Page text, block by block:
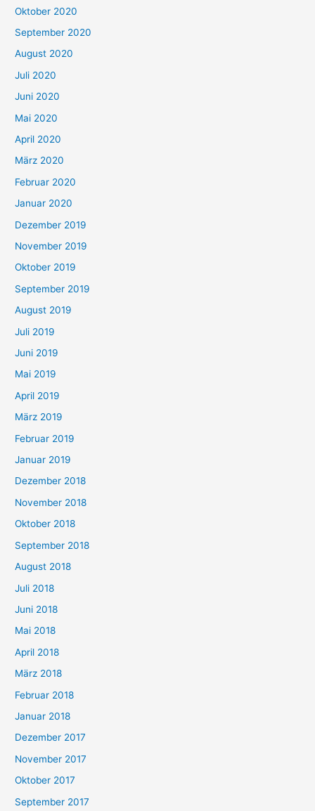
Oktober 2020
September 2020
August 2020
Juli 2020
Juni 2020
Mai 2020
April 2020
März 2020
Februar 2020
Januar 2020
Dezember 2019
November 2019
Oktober 2019
September 2019
August 2019
Juli 2019
Juni 2019
Mai 2019
April 2019
März 2019
Februar 2019
Januar 2019
Dezember 2018
November 2018
Oktober 2018
September 2018
August 2018
Juli 2018
Juni 2018
Mai 2018
April 2018
März 2018
Februar 2018
Januar 2018
Dezember 2017
November 2017
Oktober 2017
September 2017